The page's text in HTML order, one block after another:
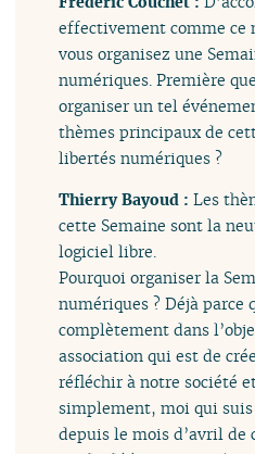
effectivement comme ce
vous organisez une
numériques. Première
organiser un tel
thèmes principaux de
libertés numériques ?
Thierry Bayoud :Les
cette Semaine sont la
logiciel libre.
Pourquoi organiser la
numériques ? Déjà parce
complètement dans
association qui est de
réfléchir à notre société
simplement, moi qui
depuis le mois d’avril de